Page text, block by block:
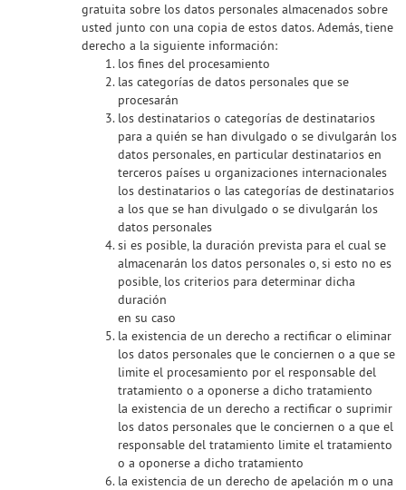
gratuita sobre los datos personales almacenados sobre
usted junto con una copia de estos datos. Además, tiene
derecho a la siguiente información:
los fines del procesamiento
las categorías de datos personales que se
procesarán
los destinatarios o categorías de destinatarios
para a quién se han divulgado o se divulgarán los
datos personales, en particular destinatarios en
terceros países u organizaciones internacionales
los destinatarios o las categorías de destinatarios
a los que se han divulgado o se divulgarán los
datos personales
si es posible, la duración prevista para el cual se
almacenarán los datos personales o, si esto no es
posible, los criterios para determinar dicha
duración
en su caso
la existencia de un derecho a rectificar o eliminar
los datos personales que le conciernen o a que se
limite el procesamiento por el responsable del
tratamiento o a oponerse a dicho tratamiento
la existencia de un derecho a rectificar o suprimir
los datos personales que le conciernen o a que el
responsable del tratamiento limite el tratamiento
o a oponerse a dicho tratamiento
la existencia de un derecho de apelación m o una